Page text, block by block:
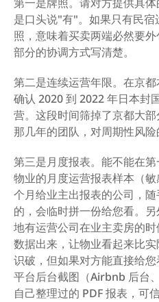
是口头说"有"。如果只有民
照，意味着买卖两端必然要
部分的协调方式写清楚。
第二是连续运营年限。在京
确认 2020 到 2022 年日本封
营。这段时间筛掉了京都大
那几年的团队，对周期性风险
第三是月度报表。能不能在
物业的月度运营报表样本（
个月给业主出报表的公司，
的，会临时拼一份给您看。
地有运营公司在业主卖房的
数据出来，让物业看起来比
识破，但如果对方能直接给
平台后台截图（Airbnb 后台
自己整理过的 PDF 报表，可